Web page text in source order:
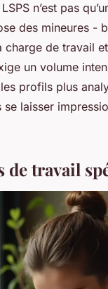
n’est pas
des mineures -
de travail
un volume
profils plus
laisser
travail